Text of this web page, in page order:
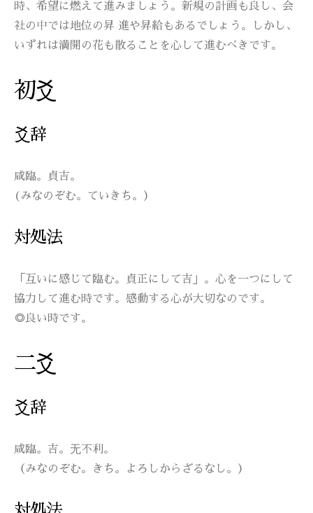
時、希望に燃えて進みましょう。新規の計画も良し、会
社の中では地位の昇 進や昇給もあるでしょう。しかし、
いずれは満開の花も散ることを心して進むべきです。
初爻
爻辞
咸臨。貞吉。
(みなのぞむ。ていきち。）
対処法
「互いに感じて臨む。貞正にして吉」。心を一つにして
協力して進む時です。感動する心が大切なのです。
◎良い時です。
二爻
爻辞
咸臨。吉。无不利。
（みなのぞむ。きち。よろしからざるなし。）